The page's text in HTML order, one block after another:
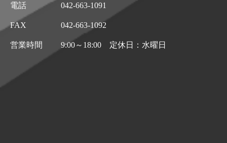
電話 042-663-1091
FAX 042-663-1092
営業時間 9:00～18:00 定休日：水曜日